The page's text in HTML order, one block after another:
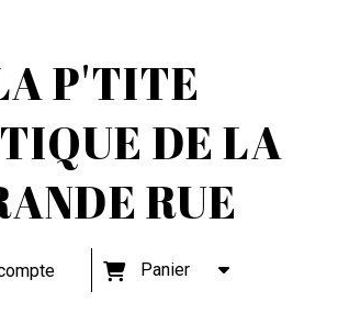
P'TITE
DE LA
RUE
Panier